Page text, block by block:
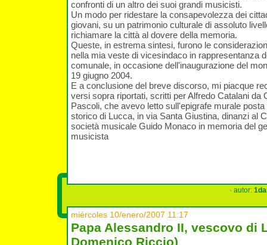
confronti di un altro dei suoi grandi musicisti.
Un modo per ridestare la consapevolezza dei
giovani, su un patrimonio culturale di assoluto
richiamare la città al dovere della memoria.
Queste, in estrema sintesi, furono le
nella mia veste di vicesindaco in rappresentanza
comunale, in occasione dell'inaugurazione del
19 giugno 2004.
E a conclusione del breve discorso, mi piacque
versi sopra riportati, scritti per Alfredo Catalani da
Pascoli, che avevo letto sull'epigrafe murale posta
storico di Lucca, in via Santa Giustina, dinanzi al
società musicale Guido Monaco in memoria del
musicista
· autor:
miércoles 10/enero/2007 11:17
Papa Alessandro II, vescovo di
Domenico Riccio)